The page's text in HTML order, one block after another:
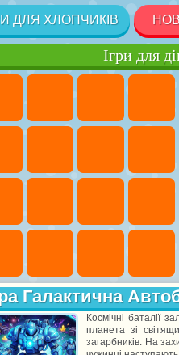
ДЛЯ ХЛОПЧИКІВ
Ігри для
Галактична
Космічні баталії
планета зі
загарбників. На